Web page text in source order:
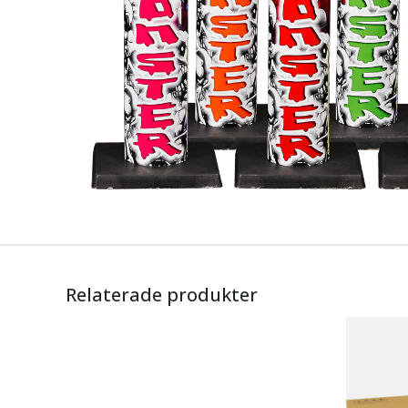
Relaterade produkter